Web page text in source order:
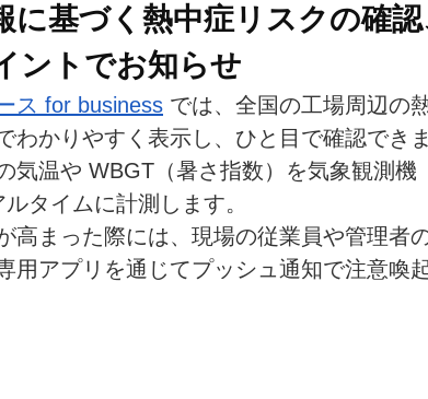
に基づく熱中症リスクの確
ントでお知らせ
ス for business では、全国の工場周辺の
わかりやすく表示し、ひと目で確認でき
気温や WBGT（暑さ指数）を気象観測機
ルタイムに計測します。
高まった際には、現場の従業員や管理者
用アプリを通じてプッシュ通知で注意喚